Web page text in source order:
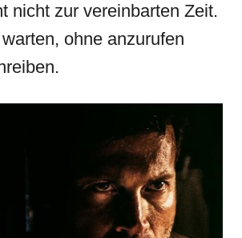
nicht zur vereinbarten Zeit.
ohne anzurufen